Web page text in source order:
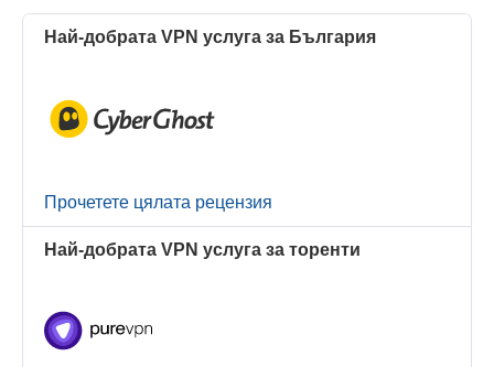
Най-добрата VPN услуга за България
Прочетете цялата рецензия
Най-добрата VPN услуга за торенти